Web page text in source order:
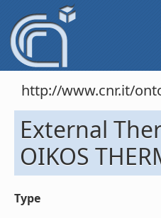
http://www.cnr.it/
External
OIKOS
Type